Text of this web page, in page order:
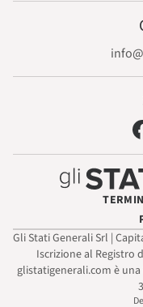
Gli Stati Generali Srl |
Iscrizione al Registro
glistatigenerali.com è